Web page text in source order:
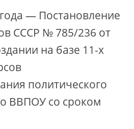
года — Постановление
СССР № 785/236 от
на базе 11-х
политического
ВВПОУ со сроком